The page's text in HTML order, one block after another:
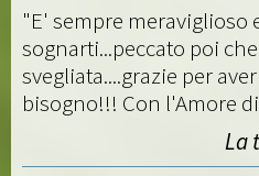
"E' sempre meraviglioso
sognarti...peccato poi
svegliata....grazie per
bisogno!!! Con l'Amore
La